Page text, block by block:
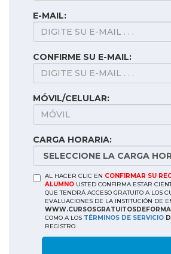
E-MAIL:
CONFIRME SU E-MAIL:
MÓVIL/CELULAR:
CARGA HORARIA:
AL HACER CLIC EN CONFIRMAR SU
ALUMNO USTED CONFIRMA ESTAR
QUE TENDRÁ ACCESO GRATUITO A LOS
EVALUACIONES DE LA INSTITUCIÓN DE
COMO A LOS TÉRMINOS DE SERVICIO
REGISTRO.